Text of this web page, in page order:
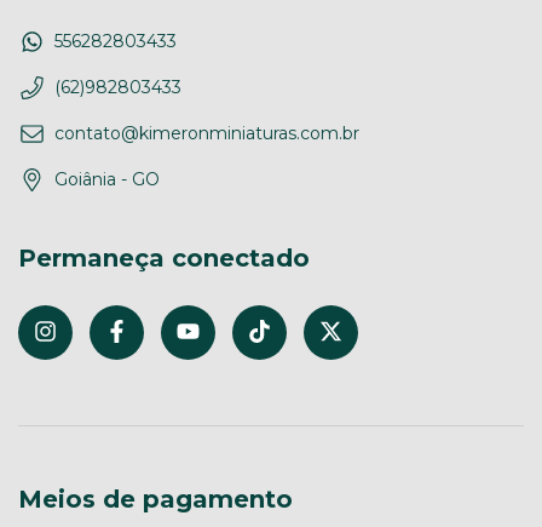
556282803433
(62)982803433
contato@kimeronminiaturas.com.br
Goiânia - GO
Permaneça conectado
Meios de pagamento